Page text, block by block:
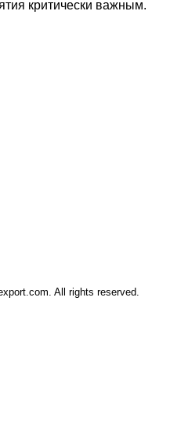
критически важным.
All rights reserved.